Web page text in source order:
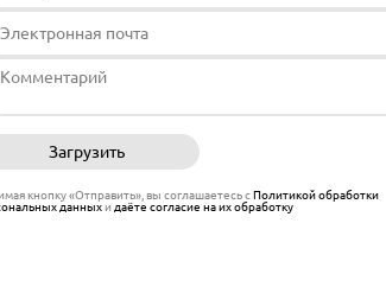
Загрузить
кнопку «Отправить», вы соглашаетесь сПолитикой обработки
данныхи даёте согласие на их обработку